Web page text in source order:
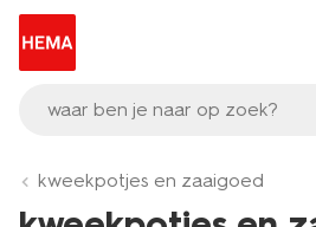
waar ben je naar op zoek?
kweekpotjes en zaaigoed